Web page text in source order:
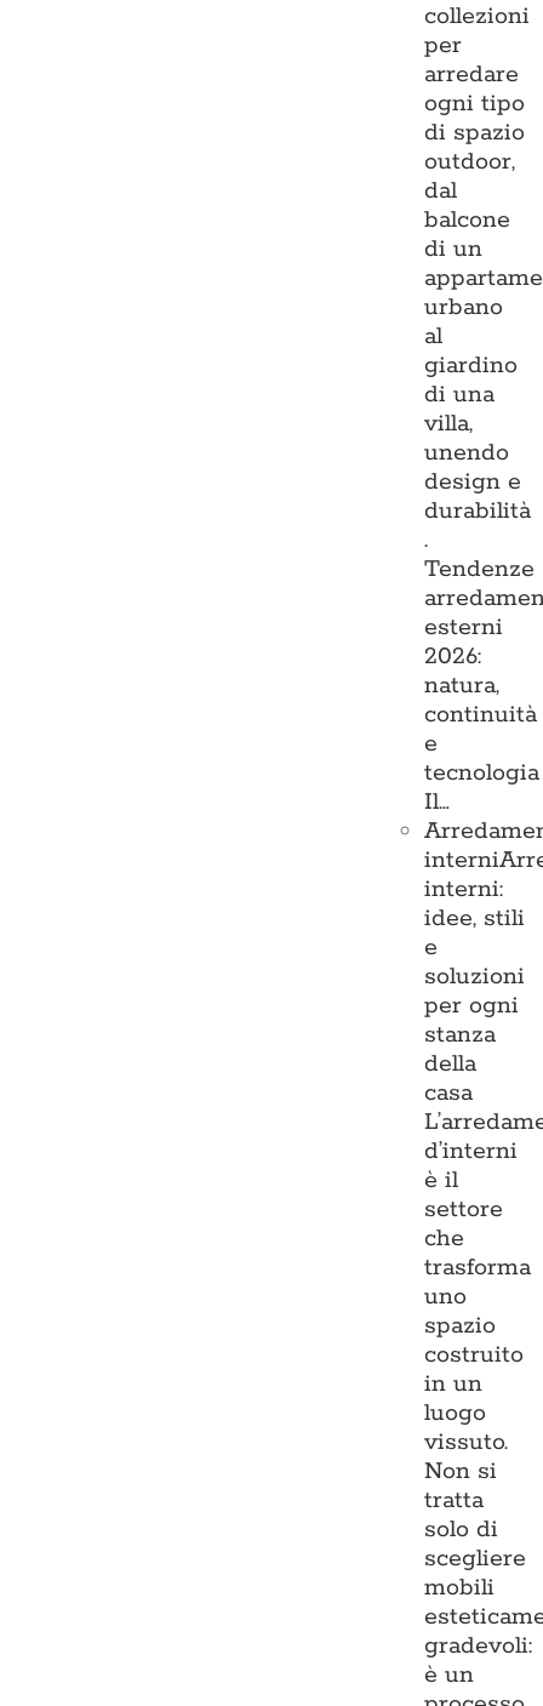
collezioni
per
arredare
ogni tipo
di spazio
outdoor,
dal
balcone
di un
urbano
al
giardino
di una
villa,
unendo
design e
durabilità
.
Tendenze
esterni
2026:
natura,
continuità
e
tecnologia
Il…
interni
interni:
idee, stili
e
soluzioni
per ogni
stanza
della
casa
d’interni
è il
settore
che
trasforma
uno
spazio
costruito
in un
luogo
vissuto.
Non si
tratta
solo di
scegliere
mobili
gradevoli:
è un